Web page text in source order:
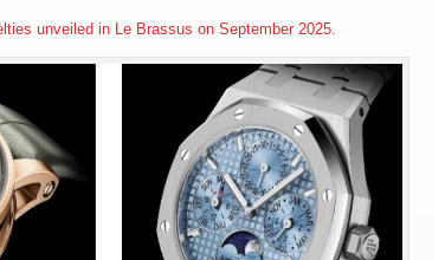
unveiled in Le Brassus on September 2025.